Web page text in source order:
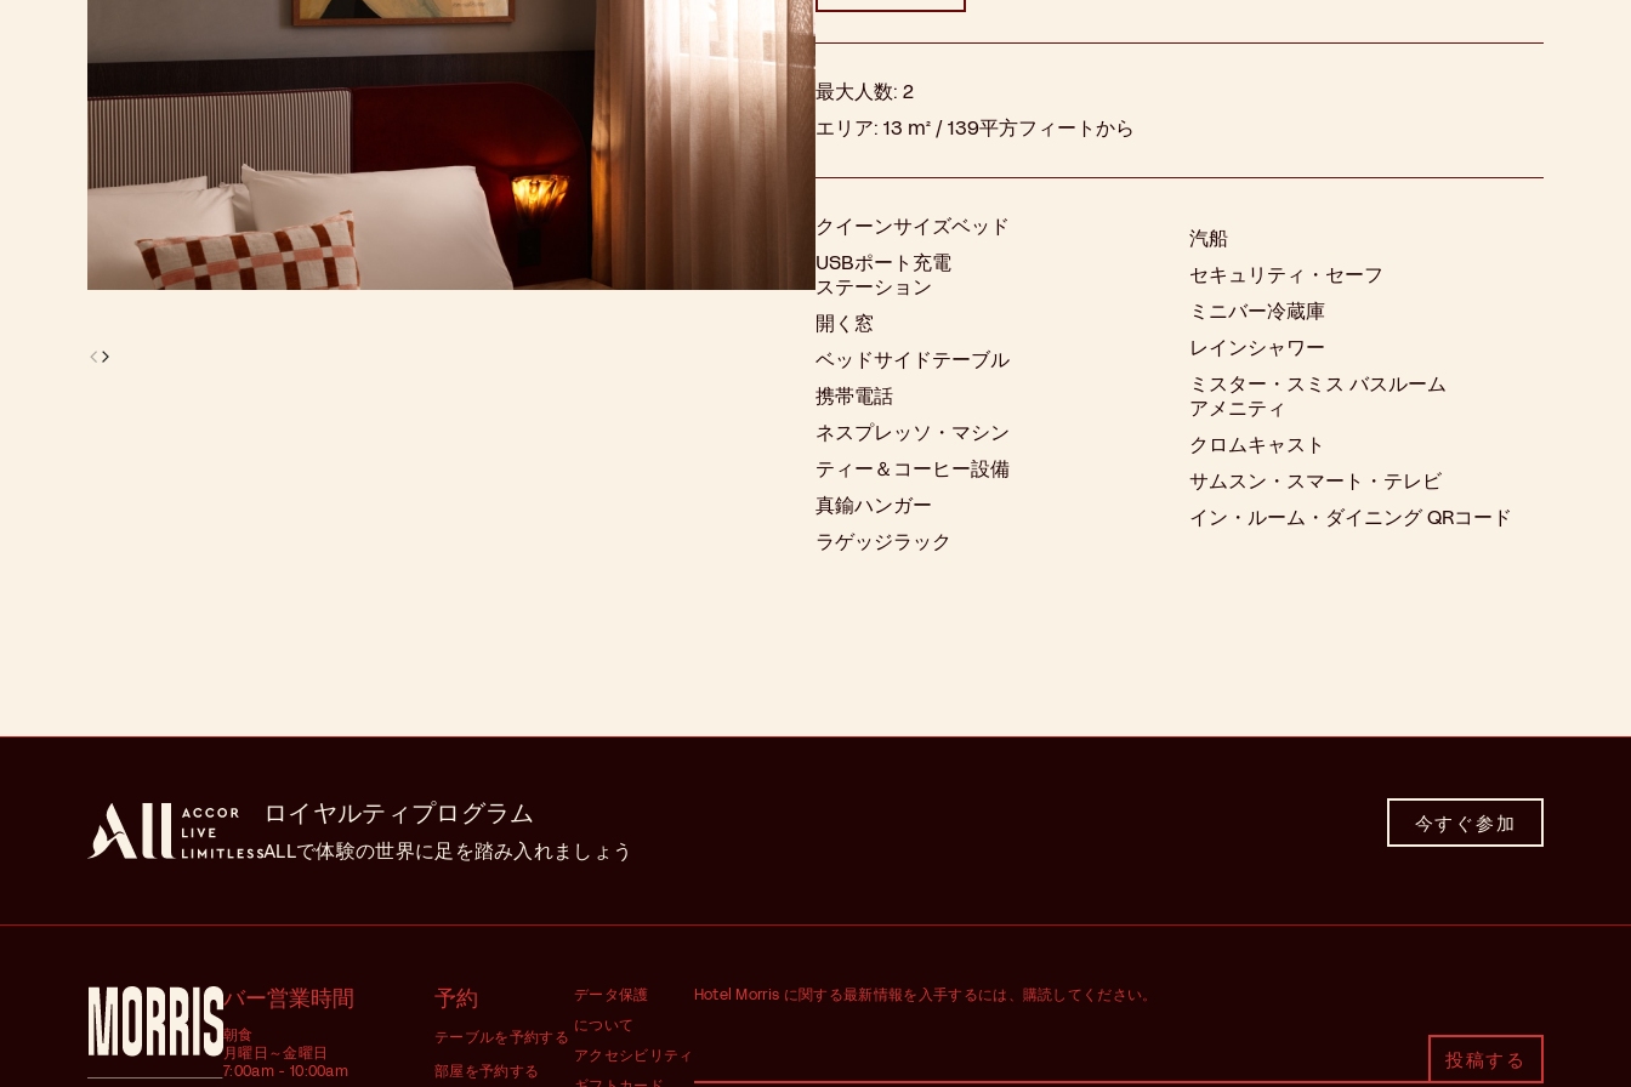
最大人数: 2
エリア: 13 m² / 139平方フィートから
クイーンサイズベッド
USBポート充電
ステーション
開く窓
ベッドサイドテーブル
携帯電話
ネスプレッソ・マシン
ティー＆コーヒー設備
真鍮ハンガー
ラゲッジラック
汽船
セキュリティ・セーフ
ミニバー冷蔵庫
レインシャワー
ミスター・スミス バスルーム
アメニティ
クロムキャスト
サムスン・スマート・テレビ
イン・ルーム・ダイニング QRコード
ロイヤルティプログラム
ALLで体験の世界に足を踏み入れましょう
今すぐ参加
バー営業時間
朝食
月曜日～金曜日
7:00am - 10:00am
予約
テーブルを予約する
部屋を予約する
データ保護
について
アクセシビリティ
Hotel Morris に関する最新情報を入手するには、購読してください。